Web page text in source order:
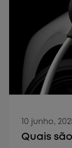
10 junho,
Quais